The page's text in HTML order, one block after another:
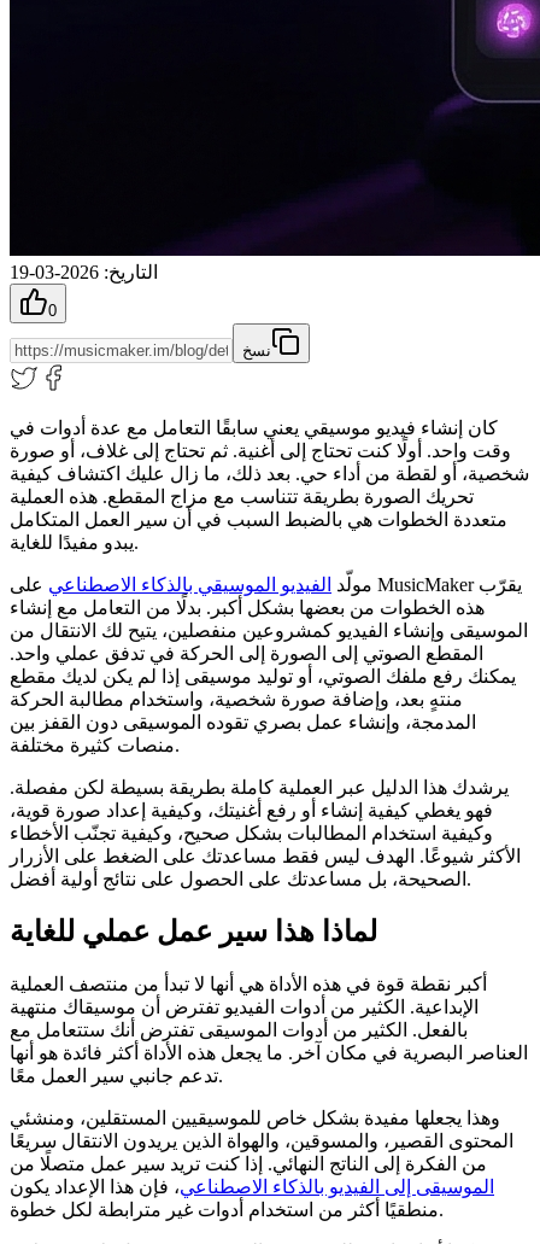
التاريخ:
2026-03-19
0
نسخ
كان إنشاء فيديو موسيقي يعني سابقًا التعامل مع عدة أدوات في
وقت واحد. أولًا كنت تحتاج إلى أغنية. ثم تحتاج إلى غلاف، أو صورة
شخصية، أو لقطة من أداء حي. بعد ذلك، ما زال عليك اكتشاف كيفية
تحريك الصورة بطريقة تتناسب مع مزاج المقطع. هذه العملية
متعددة الخطوات هي بالضبط السبب في أن سير العمل المتكامل
يبدو مفيدًا للغاية.
مولّد الفيديو الموسيقي بالذكاء الاصطناعي على MusicMaker يقرّب
هذه الخطوات من بعضها بشكل أكبر. بدلًا من التعامل مع إنشاء
الموسيقى وإنشاء الفيديو كمشروعين منفصلين، يتيح لك الانتقال من
المقطع الصوتي إلى الصورة إلى الحركة في تدفق عملي واحد.
يمكنك رفع ملفك الصوتي، أو توليد موسيقى إذا لم يكن لديك مقطع
منتهٍ بعد، وإضافة صورة شخصية، واستخدام مطالبة الحركة
المدمجة، وإنشاء عمل بصري تقوده الموسيقى دون القفز بين
منصات كثيرة مختلفة.
يرشدك هذا الدليل عبر العملية كاملة بطريقة بسيطة لكن مفصلة.
فهو يغطي كيفية إنشاء أو رفع أغنيتك، وكيفية إعداد صورة قوية،
وكيفية استخدام المطالبات بشكل صحيح، وكيفية تجنّب الأخطاء
الأكثر شيوعًا. الهدف ليس فقط مساعدتك على الضغط على الأزرار
الصحيحة، بل مساعدتك على الحصول على نتائج أولية أفضل.
لماذا هذا سير عمل عملي للغاية
أكبر نقطة قوة في هذه الأداة هي أنها لا تبدأ من منتصف العملية
الإبداعية. الكثير من أدوات الفيديو تفترض أن موسيقاك منتهية
بالفعل. الكثير من أدوات الموسيقى تفترض أنك ستتعامل مع
العناصر البصرية في مكان آخر. ما يجعل هذه الأداة أكثر فائدة هو أنها
تدعم جانبي سير العمل معًا.
وهذا يجعلها مفيدة بشكل خاص للموسيقيين المستقلين، ومنشئي
المحتوى القصير، والمسوقين، والهواة الذين يريدون الانتقال سريعًا
من الفكرة إلى الناتج النهائي. إذا كنت تريد سير عمل متصلًا من
الموسيقى إلى الفيديو بالذكاء الاصطناعي، فإن هذا الإعداد يكون
منطقيًا أكثر من استخدام أدوات غير مترابطة لكل خطوة.